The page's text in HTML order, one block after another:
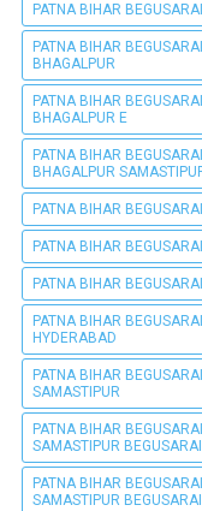
PATNA BIHAR
PATNA BIHAR
BHAGALPUR
PATNA BIHAR
BHAGALPUR E
PATNA BIHAR
BHAGALPUR
PATNA BIHAR
PATNA BIHAR
PATNA BIHAR
PATNA BIHAR
HYDERABAD
PATNA BIHAR
SAMASTIPUR
PATNA BIHAR
SAMASTIPUR BEGUSARAI
PATNA BIHAR
SAMASTIPUR